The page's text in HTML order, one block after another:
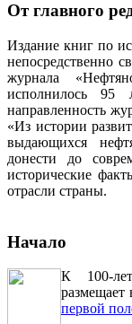
От главного
Издание книг по
непосредственно
журнала
исполнилось 95
направленность
«Из истории
выдающихся
донести до
исторические
отрасли страны.
Начало
К 100-
размещает
первой